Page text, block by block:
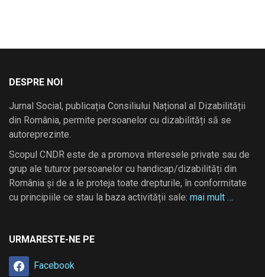
DESPRE NOI
Jurnal Social, publicația Consiliului Național al Dizabilității
din România, permite persoanelor cu dizabilități să se
autoreprezinte.
Scopul CNDR este de a promova interesele private sau de
grup ale tuturor persoanelor cu handicap/dizabilități din
România și de a le proteja toate drepturile, în conformitate
cu principiile ce stau la baza activității sale: mai mult …
URMARESTE-NE PE
Facebook